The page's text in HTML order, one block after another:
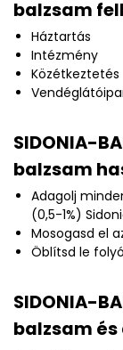
balzsam
Háztartás
Intézmény
Közétkeztetés
SIDONIA-
balzsam
Adagolj
(0,5-1%)
Mosogasd el
Öblítsd le
SIDONIA-
balzsam